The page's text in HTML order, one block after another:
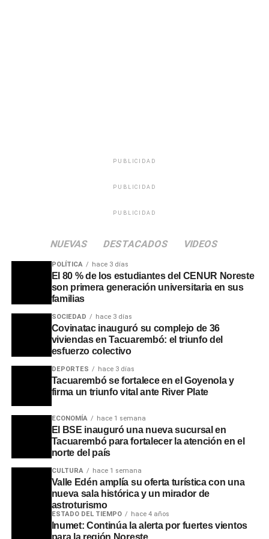
PUBLICIDAD
PUBLICIDAD
PUBLICIDAD
NUEVAS DESTACADOS VIDEOS
POLÍTICA hace 3 días
El 80 % de los estudiantes del CENUR Noreste
son primera generación universitaria en sus
familias
SOCIEDAD hace 3 días
Covinatac inauguró su complejo de 36
viviendas en Tacuarembó: el triunfo del
esfuerzo colectivo
DEPORTES hace 3 días
Tacuarembó se fortalece en el Goyenola y
firma un triunfo vital ante River Plate
ECONOMÍA hace 1 semana
El BSE inauguró una nueva sucursal en
Tacuarembó para fortalecer la atención en el
norte del país
CULTURA hace 1 semana
Valle Edén amplía su oferta turística con una
nueva sala histórica y un mirador de
astroturismo
ESTADO DEL TIEMPO hace 4 años
Inumet: Continúa la alerta por fuertes vientos
para la región Noreste